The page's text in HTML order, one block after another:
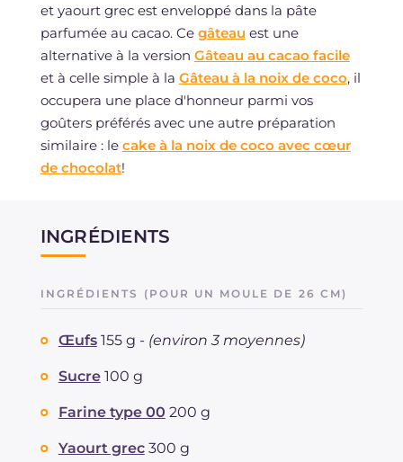
et yaourt grec est enveloppé dans la pâte
parfumée au cacao. Ce gâteau est une
alternative à la version Gâteau au cacao facile
et à celle simple à la Gâteau à la noix de coco, il
occupera une place d'honneur parmi vos
goûters préférés avec une autre préparation
similaire : le cake à la noix de coco avec cœur
de chocolat!
INGRÉDIENTS
INGRÉDIENTS (POUR UN MOULE DE 26 CM)
Œufs 155 g - (environ 3 moyennes)
Sucre 100 g
Farine type 00 200 g
Yaourt grec 300 g